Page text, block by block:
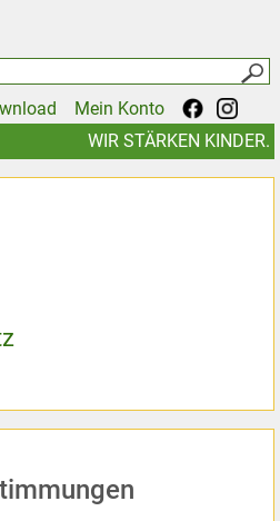
Mein Konto
WIR STÄRKEN KINDER.